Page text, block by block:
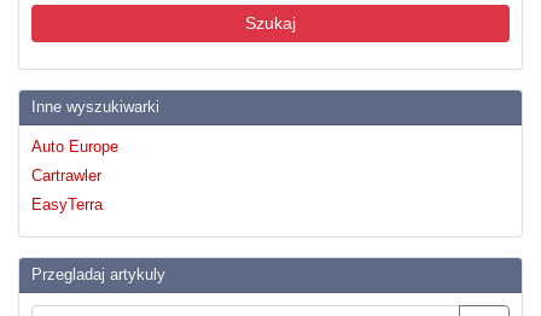
Szukaj
Inne wyszukiwarki
Auto Europe
Cartrawler
EasyTerra
Przegladaj artykuly